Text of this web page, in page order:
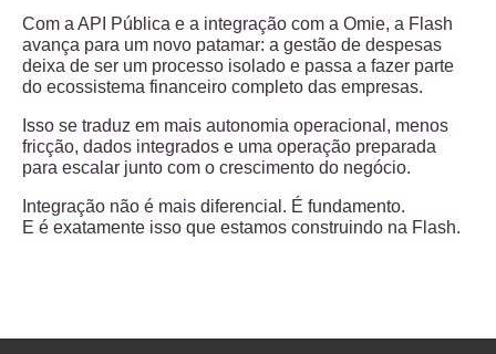
Com a API Pública e a integração com a Omie, a Flash
avança para um novo patamar: a gestão de despesas
deixa de ser um processo isolado e passa a fazer parte
do ecossistema financeiro completo das empresas.
Isso se traduz em mais autonomia operacional , menos
fricção, dados integrados e uma operação preparada
para escalar junto com o crescimento do negócio.
Integração não é mais diferencial. É fundamento.
E é exatamente isso que estamos construindo na Flash.